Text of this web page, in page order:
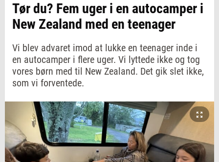
Tør du? Fem uger i en autocamper i
New Zealand med en teenager
Vi blev advaret imod at lukke en teenager inde i
en autocamper i flere uger. Vi lyttede ikke og tog
vores børn med til New Zealand. Det gik slet ikke,
som vi forventede.